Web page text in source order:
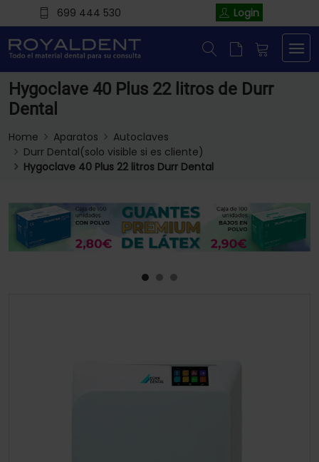
699 444 530 Login
Hygoclave 40 Plus 22 litros de Durr
Dental
Home Aparatos
Autoclaves
Durr Dental(solo visible si es cliente)
Hygoclave 40 Plus 22 litros Durr Dental